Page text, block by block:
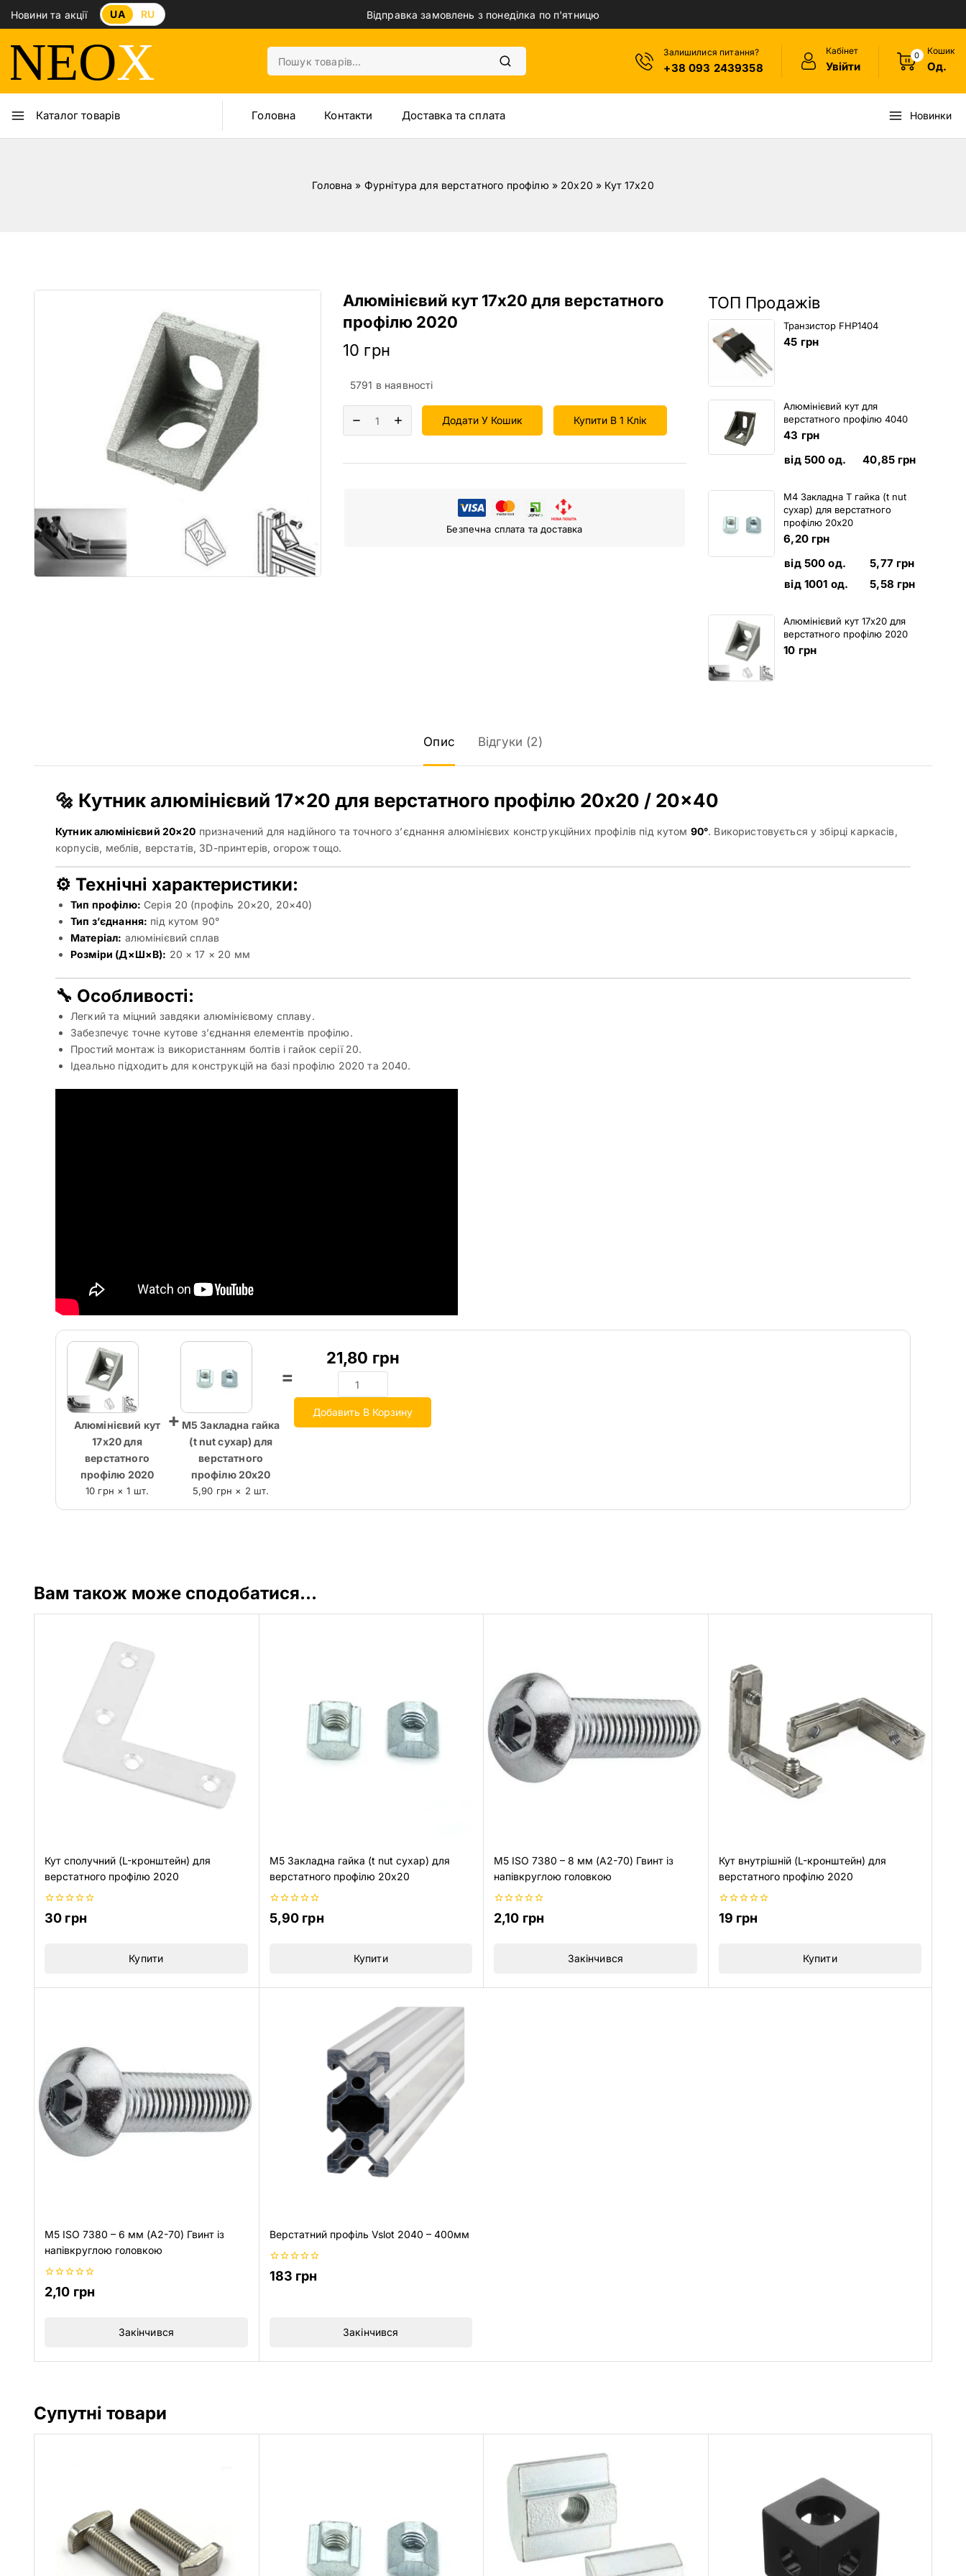
Новини та акції UA RU Відправка замовлень з понеділка по п'ятницю
Залишилися питання?
+38 093 2439358
Кабінет
Увійти
0 Кошик
Од.
Каталог товарів Головна Контакти Доставка та сплата Новинки
Головна » Фурнітура для верстатного профілю » 20х20 » Кут 17х20
ТОП Продажів
Транзистор FHP1404
45 грн
Алюмінієвий кут для
верстатного профілю 4040
43 грн
від 500 од.
40,85 грн
M4 Закладна Т гайка (t nut
сухар) для верстатного
профілю 20х20
6,20 грн
від 500 од.
5,77 грн
від 1001 од.
5,58 грн
Алюмінієвий кут 17х20 для
верстатного профілю 2020
10 грн
Алюмінієвий кут 17х20 для верстатного
профілю 2020
10 грн
5791 в наявності
Додати У Кошик Купити В 1 Клік
Безпечна сплата та доставка
Опис Відгуки (2)
🔩 Кутник алюмінієвий 17×20 для верстатного профілю 20х20 / 20×40
Кутник алюмінієвий 20×20 призначений для надійного та точного з’єднання алюмінієвих конструкційних профілів під кутом 90°. Використовується у збірці каркасів,
корпусів, меблів, верстатів, 3D-принтерів, огорож тощо.
⚙️ Технічні характеристики:
Тип профілю: Серія 20 (профіль 20×20, 20×40)
Тип з’єднання: під кутом 90°
Матеріал: алюмінієвий сплав
Розміри (Д×Ш×В): 20 × 17 × 20 мм
🔧 Особливості:
Легкий та міцний завдяки алюмінієвому сплаву.
Забезпечує точне кутове з’єднання елементів профілю.
Простий монтаж із використанням болтів і гайок серії 20.
Ідеально підходить для конструкцій на базі профілю 2020 та 2040.
Алюмінієвий кут
17х20 для
верстатного
профілю 2020
10 грн × 1 шт.
+ M5 Закладна гайка
(t nut сухар) для
верстатного
профілю 20х20
5,90 грн × 2 шт.
=
21,80 грн
Добавить В Корзину
Вам також може сподобатися…
Кут сполучний (L-кронштейн) для
верстатного профілю 2020
0
з
30 грн
Купити
M5 Закладна гайка (t nut сухар) для
верстатного профілю 20х20
0
з
5,90 грн
Купити
M5 ISO 7380 – 8 мм (A2-70) Гвинт із
напівкруглою головкою
0
з
2,10 грн
Закінчився
Кут внутрішній (L-кронштейн) для
верстатного профілю 2020
0
з
19 грн
Купити
M5 ISO 7380 – 6 мм (A2-70) Гвинт із
напівкруглою головкою
0
з
2,10 грн
Закінчився
Верстатний профіль Vslot 2040 – 400мм
0
з
183 грн
Закінчився
Супутні товари